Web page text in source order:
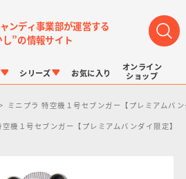
ンディ事業部が運営する
”の情報サイト
シリーズ お気に入り
オンライン
ショップ
ミニプラ 特空機１号セブンガー【プレミアムバ
空機１号セブンガー【プレミアムバンダイ限定】